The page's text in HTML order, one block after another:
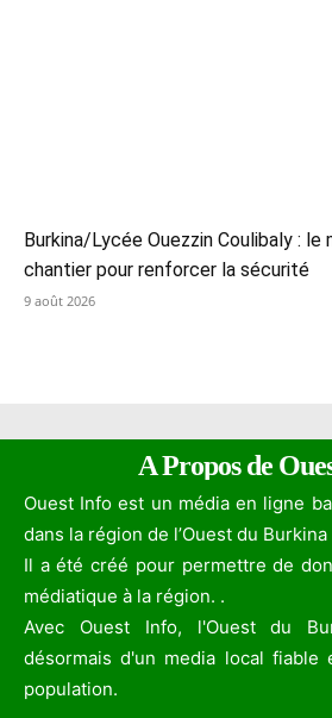
Burkina/Lycée Ouezzin Coulibaly :
chantier pour renforcer la sécurité
9 août 2026
A Propos de
Ouest Info est un média en ligne
dans la région de l’Ouest du Burkina
Il a été créé pour permettre de
médiatique à la région. .
Avec Ouest Info, l'Ouest du
désormais d'un media local
population.